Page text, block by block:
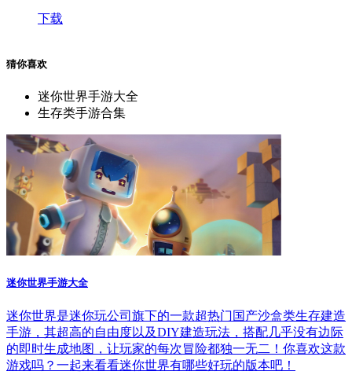
下载
猜你喜欢
迷你世界手游大全
生存类手游合集
迷你世界手游大全
迷你世界是迷你玩公司旗下的一款超热门国产沙盒类生存建造
手游，其超高的自由度以及DIY建造玩法，搭配几乎没有边际
的即时生成地图，让玩家的每次冒险都独一无二！你喜欢这款
游戏吗？一起来看看迷你世界有哪些好玩的版本吧！